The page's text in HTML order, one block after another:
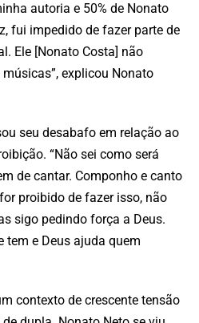
autoria e 50% de Nonato
fui impedido de fazer parte de
Ele [Nonato Costa] não
explicou Nonato
seu desabafo em relação ao
“Não sei como será
de cantar. Componho e canto
proibido de fazer isso, não
sigo pedindo força a Deus.
tem e Deus ajuda quem
contexto de crescente tensão